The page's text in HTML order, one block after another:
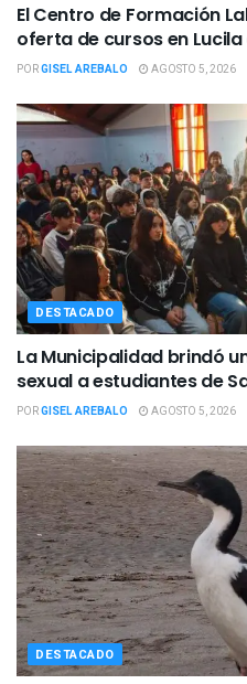
El Centro de Formación
oferta de cursos en Lucila
PORGISEL AREBALO AGOSTO 5, 2026
DESTACADO
La Municipalidad brindó
sexual a estudiantes de
PORGISEL AREBALO AGOSTO 5, 2026
DESTACADO